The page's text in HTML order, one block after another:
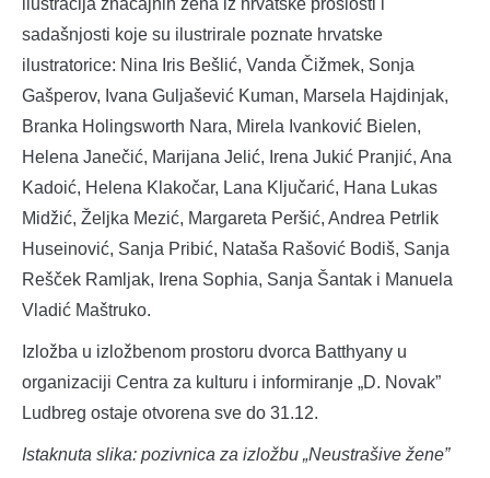
ilustracija značajnih žena iz hrvatske prošlosti i
sadašnjosti koje su ilustrirale poznate hrvatske
ilustratorice: Nina Iris Bešlić, Vanda Čižmek, Sonja
Gašperov, Ivana Guljašević Kuman, Marsela Hajdinjak,
Branka Holingsworth Nara, Mirela Ivanković Bielen,
Helena Janečić, Marijana Jelić, Irena Jukić Pranjić, Ana
Kadoić, Helena Klakočar, Lana Ključarić, Hana Lukas
Midžić, Željka Mezić, Margareta Peršić, Andrea Petrlik
Huseinović, Sanja Pribić, Nataša Rašović Bodiš, Sanja
Rešček Ramljak, Irena Sophia, Sanja Šantak i Manuela
Vladić Maštruko.
Izložba u izložbenom prostoru dvorca Batthyany u
organizaciji Centra za kulturu i informiranje „D. Novak”
Ludbreg ostaje otvorena sve do 31.12.
Istaknuta slika: pozivnica za izložbu „Neustrašive žene”